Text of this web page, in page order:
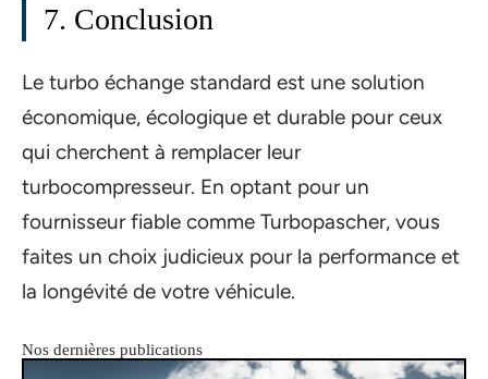
7. Conclusion
Le turbo échange standard est une solution
économique, écologique et durable pour ceux
qui cherchent à remplacer leur
turbocompresseur. En optant pour un
fournisseur fiable comme Turbopascher, vous
faites un choix judicieux pour la performance et
la longévité de votre véhicule.
Nos dernières publications